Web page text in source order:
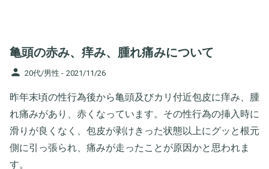
亀頭の赤み、痒み、腫れ痛みについて
person 20代/男性 - 2021/11/26
昨年末頃の性行為後から亀頭及びカリ付近包皮に痒み、腫
れ痛みがあり、赤くなっています。その性行為の挿入時に
滑りが良くなく、包皮が剥けきった状態以上にグッと根元
側に引っ張られ、痛みが走ったことが原因かと思われま
す。